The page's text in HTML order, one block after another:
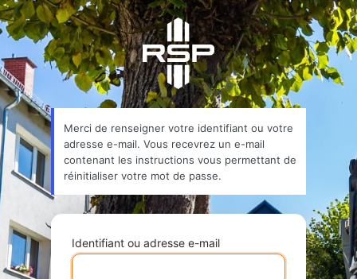
Mot
de
passe
oublié
Merci de renseigner votre identifiant ou votre
adresse e-mail. Vous recevrez un e-mail
contenant les instructions vous permettant de
réinitialiser votre mot de passe.
Identifiant ou adresse e-mail